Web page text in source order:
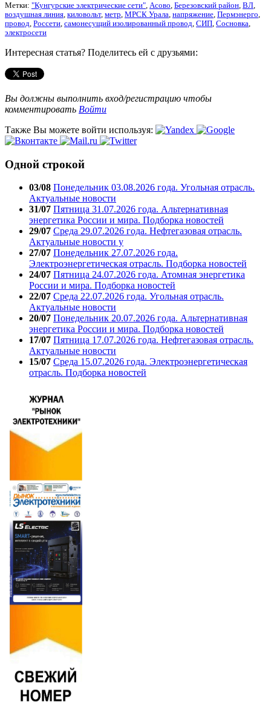
Метки: "Кунгурские электрические сети", Асово, Березовский район, ВЛ,
воздушная линия, киловольт, метр, МРСК Урала, напряжение, Пермэнерго,
провод, Россети, самонесущий изолированный провод, СИП, Сосновка,
электросети
Интересная статья? Поделитесь ей с друзьями:
Вы должны выполнить вход/регистрацию чтобы
комментировать Войти
Также Вы можете войти используя:
Одной строкой
03/08 Понедельник 03.08.2026 года. Угольная отрасль.
Актуальные новости
31/07 Пятница 31.07.2026 года. Альтернативная
энергетика России и мира. Подборка новостей
29/07 Среда 29.07.2026 года. Нефтегазовая отрасль.
Актуальные новости у
27/07 Понедельник 27.07.2026 года.
Электроэнергетическая отрасль. Подборка новостей
24/07 Пятница 24.07.2026 года. Атомная энергетика
России и мира. Подборка новостей
22/07 Среда 22.07.2026 года. Угольная отрасль.
Актуальные новости
20/07 Понедельник 20.07.2026 года. Альтернативная
энергетика России и мира. Подборка новостей
17/07 Пятница 17.07.2026 года. Нефтегазовая отрасль.
Актуальные новости
15/07 Среда 15.07.2026 года. Электроэнергетическая
отрасль. Подборка новостей